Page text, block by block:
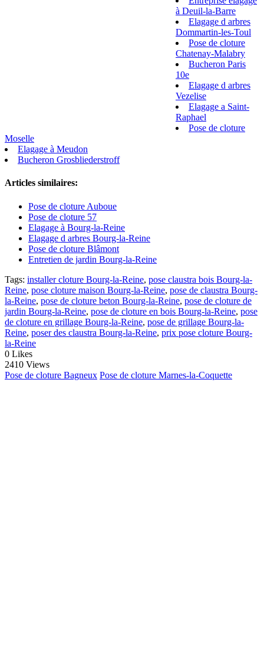
à Deuil-la-Barre
Elagage d arbres
Dommartin-les-Toul
Pose de cloture
Chatenay-Malabry
Bucheron Paris
10e
Elagage d arbres
Vezelise
Elagage a Saint-
Raphael
Pose de cloture
Moselle
Elagage à Meudon
Bucheron Grosbliederstroff
Articles similaires:
Pose de cloture Auboue
Pose de cloture 57
Elagage à Bourg-la-Reine
Elagage d arbres Bourg-la-Reine
Pose de cloture Blâmont
Entretien de jardin Bourg-la-Reine
Tags: installer cloture Bourg-la-Reine, pose claustra bois Bourg-la-
Reine, pose cloture maison Bourg-la-Reine, pose de claustra Bourg-
la-Reine, pose de cloture beton Bourg-la-Reine, pose de cloture de
jardin Bourg-la-Reine, pose de cloture en bois Bourg-la-Reine, pose
de cloture en grillage Bourg-la-Reine, pose de grillage Bourg-la-
Reine, poser des claustra Bourg-la-Reine, prix pose cloture Bourg-
la-Reine
0 Likes
2410 Views
Pose de cloture Bagneux Pose de cloture Marnes-la-Coquette